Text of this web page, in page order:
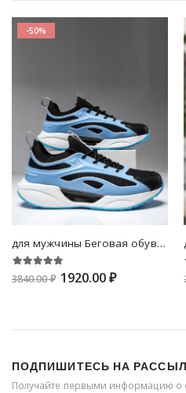
-50%
для мужчины Беговая обувь двухцветный на шнурках
3840.00 ₽ 1920.00 ₽
ПОДПИШИТЕСЬ НА
Получайте первыми информацию о